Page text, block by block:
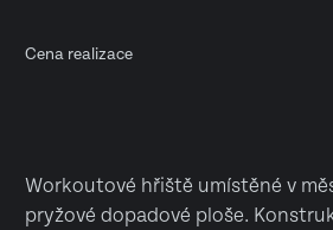
Cena realizace
Workoutové hřiště umístěné v
pryžové dopadové ploše.